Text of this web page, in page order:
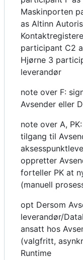
Maskinporten
as Altinn
participant C2
Hjørne 3
leverandør
note over F:
Avsender eller
note over A,
tilgang til
oppretter
forteller PK at
(manuell
opt Dersom
leverandør/
ansatt hos
(valgfritt,
Runtime